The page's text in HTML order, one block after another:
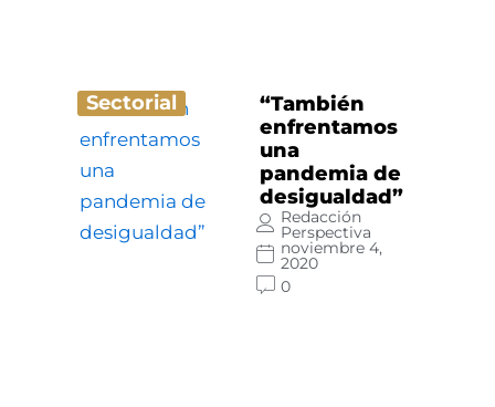
Sectorial
“También
enfrentamos
una
pandemia de
desigualdad”
Redacción
Perspectiva
noviembre 4,
2020
0